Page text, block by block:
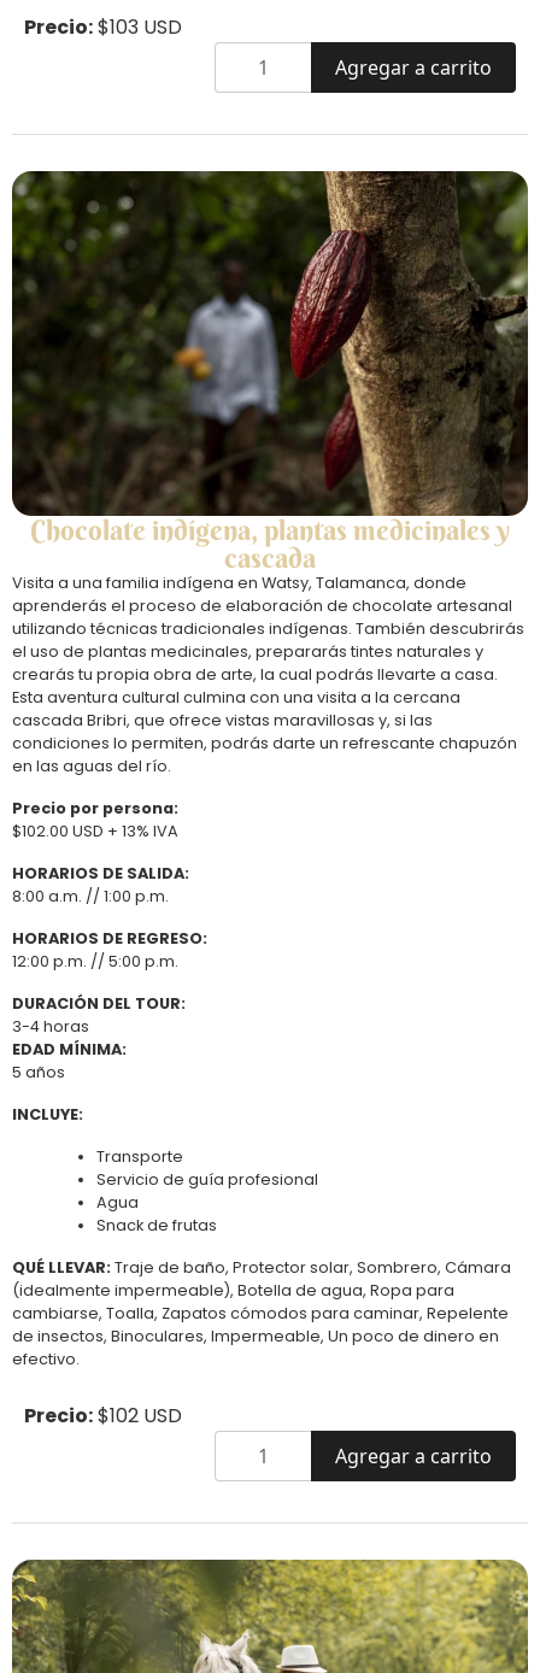
Precio:$103 USD
Agregar a carrito
Chocolate indígena, plantas medicinales y
cascada
Visita a una familia indígena en Watsy, Talamanca, donde
aprenderás el proceso de elaboración de chocolate artesanal
utilizando técnicas tradicionales indígenas. También descubrirás
el uso de plantas medicinales, prepararás tintes naturales y
crearás tu propia obra de arte, la cual podrás llevarte a casa.
Esta aventura cultural culmina con una visita a la cercana
cascada Bribri, que ofrece vistas maravillosas y, si las
condiciones lo permiten, podrás darte un refrescante chapuzón
en las aguas del río.
Precio por persona:
$102.00 USD + 13% IVA
HORARIOS DE SALIDA:
8:00 a.m. // 1:00 p.m.
HORARIOS DE REGRESO:
12:00 p.m. // 5:00 p.m.
DURACIÓN DEL TOUR:
3-4 horas
EDAD MÍNIMA:
5 años
INCLUYE:
Transporte
Servicio de guía profesional
Agua
Snack de frutas
QUÉ LLEVAR: Traje de baño, Protector solar, Sombrero, Cámara
(idealmente impermeable), Botella de agua, Ropa para
cambiarse, Toalla, Zapatos cómodos para caminar, Repelente
de insectos, Binoculares, Impermeable, Un poco de dinero en
efectivo.
Precio:$102 USD
Agregar a carrito